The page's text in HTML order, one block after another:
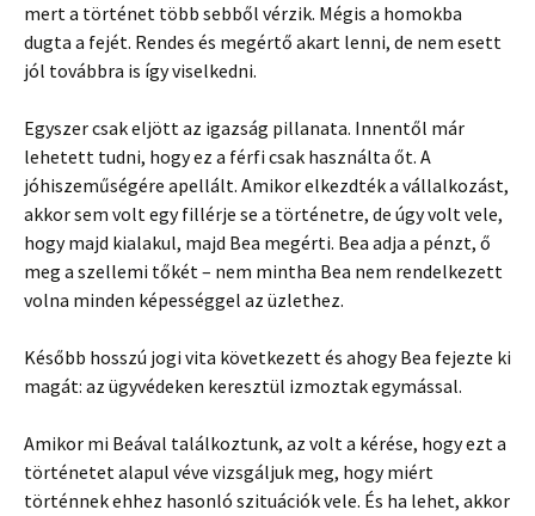
mert a történet több sebből vérzik. Mégis a homokba
dugta a fejét. Rendes és megértő akart lenni, de nem esett
jól továbbra is így viselkedni.
Egyszer csak eljött az igazság pillanata. Innentől már
lehetett tudni, hogy ez a férfi csak használta őt. A
jóhiszeműségére apellált. Amikor elkezdték a vállalkozást,
akkor sem volt egy fillérje se a történetre, de úgy volt vele,
hogy majd kialakul, majd Bea megérti. Bea adja a pénzt, ő
meg a szellemi tőkét – nem mintha Bea nem rendelkezett
volna minden képességgel az üzlethez.
Később hosszú jogi vita következett és ahogy Bea fejezte ki
magát: az ügyvédeken keresztül izmoztak egymással.
Amikor mi Beával találkoztunk, az volt a kérése, hogy ezt a
történetet alapul véve vizsgáljuk meg, hogy miért
történnek ehhez hasonló szituációk vele. És ha lehet, akkor